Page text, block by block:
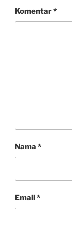
Komentar*
Nama *
Email*